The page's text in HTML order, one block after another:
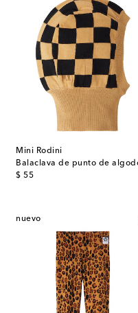
Mini Rodini
$ 55
original price
nuevo